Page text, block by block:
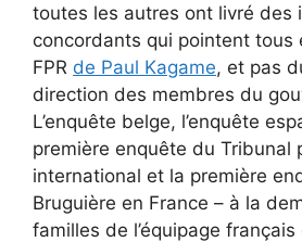
toutes les autres ont livré des
concordants qui pointent tous
FPR de Paul Kagame, et pas
direction des membres du
L’enquête belge, l’enquête
première enquête du Tribunal
international et la première
Bruguière en France – à la
familles de l’équipage